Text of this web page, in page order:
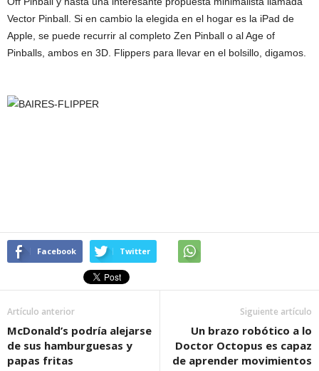
Vector Pinball. Si en cambio la elegida en el hogar es la iPad de
Apple, se puede recurrir al completo Zen Pinball o al Age of
Pinballs, ambos en 3D. Flippers para llevar en el bolsillo, digamos.
Facebook Twitter
Artículo anterior
McDonald’s podría alejarse
de sus hamburguesas y
papas fritas
Siguiente artículo
Un brazo robótico a lo
Doctor Octopus es capaz
de aprender movimientos